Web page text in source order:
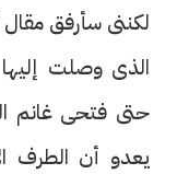
لكننى سأرفق
الذى وصلت
حتى فتحى غانم
يعدو أن الطرف